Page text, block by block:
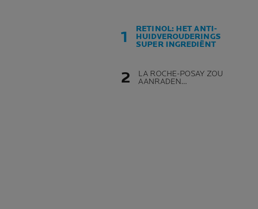
RETINOL: HET ANTI-
HUIDVEROUDERINGS
SUPER INGREDIËNT
LA ROCHE-POSAY ZOU
AANRADEN…